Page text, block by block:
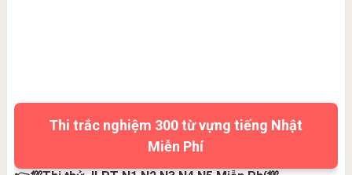
Thi trắc nghiệm 300 từ vựng tiếng Nhật
Miễn Phí